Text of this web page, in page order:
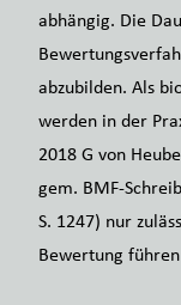
abhängig. Die
abzubilden. Als
werden in der
2018 G von
gem. BMF-
S. 1247) nur
Bewertung